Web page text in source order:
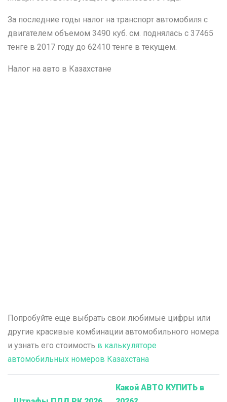
За последние годы налог на транспорт автомобиля с
двигателем объемом 3490 куб. см. поднялась с 37465
тенге в 2017 году до 62410 тенге в текущем.
Налог на авто в Казахстане
Попробуйте еще выбрать свои любимые цифры или
другие красивые комбинации автомобильного номера
и узнать его стоимость в калькуляторе
автомобильных номеров Казахстана
Какой АВТО КУПИТЬ в